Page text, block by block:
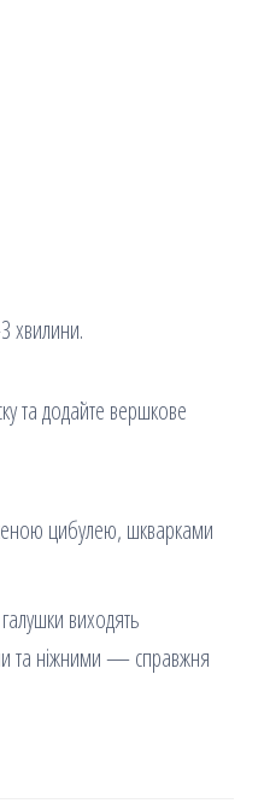
хвилини.
та додайте вершкове
цибулею, шкварками
виходять
та ніжними — справжня